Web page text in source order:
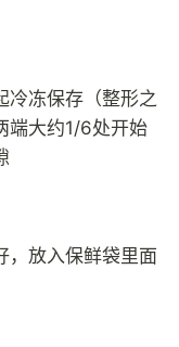
冷冻保存（整形之
端大约1/6处开始
，放入保鲜袋里面